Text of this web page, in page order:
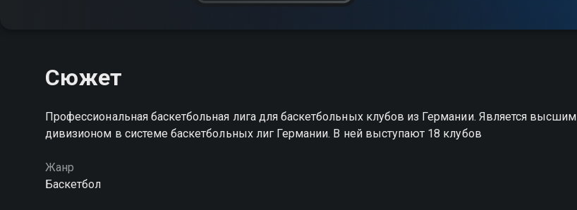
Сюжет
Профессиональная баскетбольная лига для баскетбольных клубов из Германии. Является высшим
дивизионом в системе баскетбольных лиг Германии. В ней выступают 18 клубов
Жанр
Баскетбол